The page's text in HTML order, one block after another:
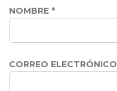
NOMBRE *
CORREO ELECTRÓNICO